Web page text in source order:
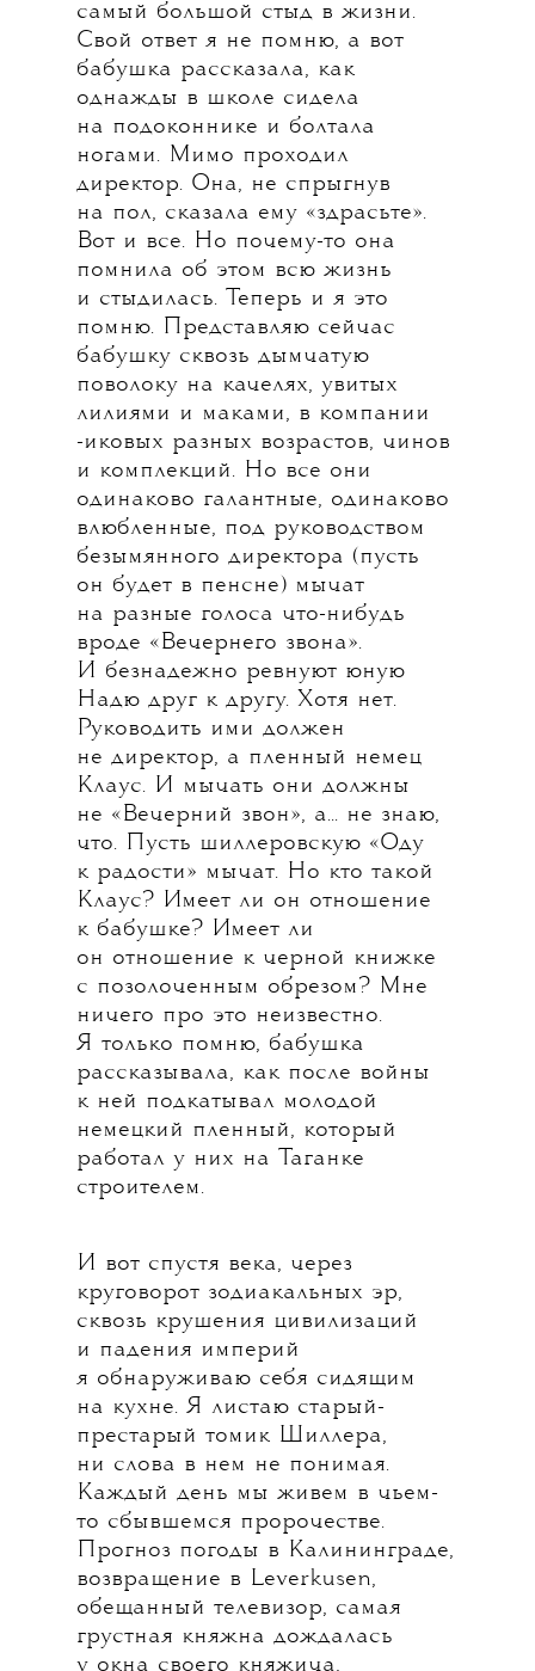
самый большой стыд в жизни.
Свой ответ я не помню, а вот
бабушка рассказала, как
однажды в школе сидела
на подоконнике и болтала
ногами. Мимо проходил
директор. Она, не спрыгнув
на пол, сказала ему «здрасьте».
Вот и все. Но почему-то она
помнила об этом всю жизнь
и стыдилась. Теперь и я это
помню. Представляю сейчас
бабушку сквозь дымчатую
поволоку на качелях, увитых
лилиями и маками, в компании
-иковых разных возрастов, чинов
и комплекций. Но все они
одинаково галантные, одинаково
влюбленные, под руководством
безымянного директора (пусть
он будет в пенсне) мычат
на разные голоса что-нибудь
вроде «Вечернего звона».
И безнадежно ревнуют юную
Надю друг к другу. Хотя нет.
Руководить ими должен
не директор, а пленный немец
Клаус. И мычать они должны
не «Вечерний звон», а... не знаю,
что. Пусть шиллеровскую «Оду
к радости» мычат. Но кто такой
Клаус? Имеет ли он отношение
к бабушке? Имеет ли
он отношение к черной книжке
с позолоченным обрезом? Мне
ничего про это неизвестно.
Я только помню, бабушка
рассказывала, как после войны
к ней подкатывал молодой
немецкий пленный, который
работал у них на Таганке
строителем.
И вот спустя века, через
круговорот зодиакальных эр,
сквозь крушения цивилизаций
и падения империй
я обнаруживаю себя сидящим
на кухне. Я листаю старый-
престарый томик Шиллера,
ни слова в нем не понимая.
Каждый день мы живем в чьем-
то сбывшемся пророчестве.
Прогноз погоды в Калининграде,
возвращение в Leverkusen,
обещанный телевизор, самая
грустная княжна дождалась
у окна своего княжича,